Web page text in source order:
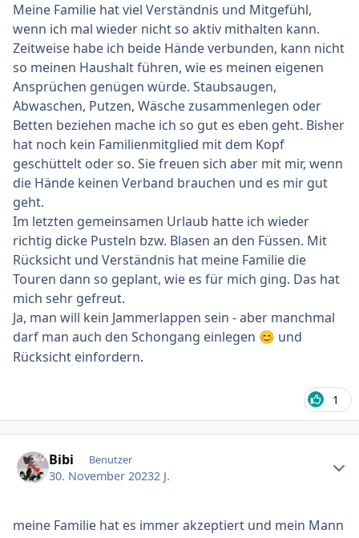
Meine Familie hat viel Verständnis und Mitgefühl,
wenn ich mal wieder nicht so aktiv mithalten kann.
Zeitweise habe ich beide Hände verbunden, kann nicht
so meinen Haushalt führen, wie es meinen eigenen
Ansprüchen genügen würde. Staubsaugen,
Abwaschen, Putzen, Wäsche zusammenlegen oder
Betten beziehen mache ich so gut es eben geht. Bisher
hat noch kein Familienmitglied mit dem Kopf
geschüttelt oder so. Sie freuen sich aber mit mir, wenn
die Hände keinen Verband brauchen und es mir gut
geht.
Im letzten gemeinsamen Urlaub hatte ich wieder
richtig dicke Pusteln bzw. Blasen an den Füssen. Mit
Rücksicht und Verständnis hat meine Familie die
Touren dann so geplant, wie es für mich ging. Das hat
mich sehr gefreut.
Ja, man will kein Jammerlappen sein - aber manchmal
darf man auch den Schongang einlegen 😊 und
Rücksicht einfordern.
1
Bibi Benutzer
30. November 20232 J.
meine Familie hat es immer akzeptiert und mein Mann